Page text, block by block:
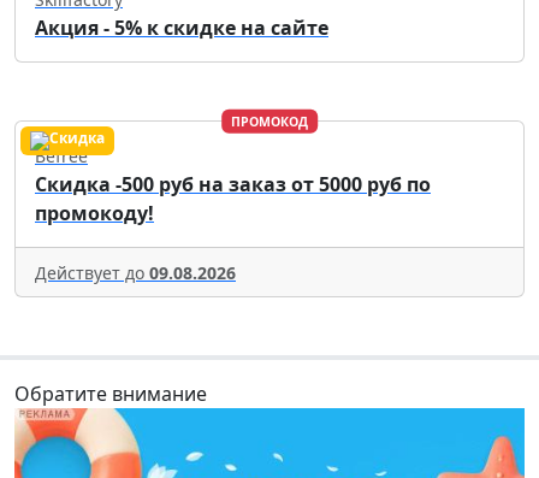
Акция - 5% к скидке на сайте
ПРОМОКОД
Befree
Скидка -500 руб на заказ от 5000 руб по
промокоду!
Действует до 09.08.2026
Обратите внимание